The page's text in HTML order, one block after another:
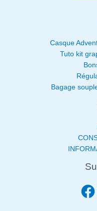
Casque
Tuto kit
Bagage